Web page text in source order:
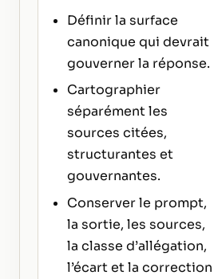
Définir la surface
canonique qui devrait
gouverner la réponse.
Cartographier
séparément les
sources citées,
structurantes et
gouvernantes.
Conserver le prompt,
la sortie, les sources,
la classe d’allégation,
l’écart et la correction